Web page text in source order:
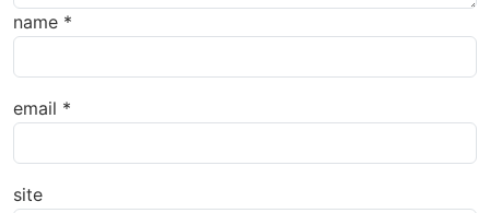
name *
email *
site